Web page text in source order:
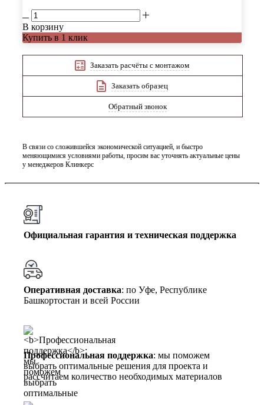
В корзину
Купить в 1 клик
Заказать расчёты с монтажом
Заказать образец
Обратный звонок
В связи со сложившейся экономической ситуацией, и быстро
меняющимися условиями работы, просим вас уточнять актуальные цены
у менеджеров Клинкерс
Официальная гарантия и техническая поддержка
Оперативная доставка: по Уфе, Республике
Башкортостан и всей России
Профессиональная поддержка: мы поможем
выбрать оптимальные решения для проекта и
рассчитаем количество необходимых материалов